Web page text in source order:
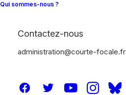
Qui sommes-nous ?
Contactez-nous
administration@courte-focale.fr